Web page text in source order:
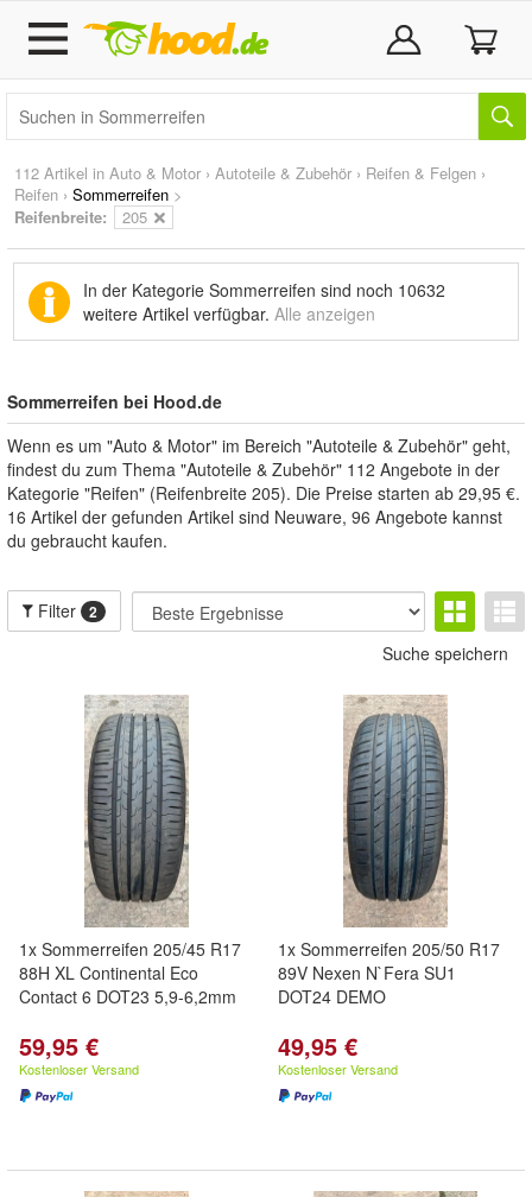
112 Artikel in Auto & Motor › Autoteile & Zubehör › Reifen & Felgen ›
Reifen › Sommerreifen >
Reifenbreite:
205
In der Kategorie Sommerreifen sind noch 10632
weitere Artikel verfügbar. Alle anzeigen
Sommerreifen bei Hood.de
Wenn es um "Auto & Motor" im Bereich "Autoteile & Zubehör" geht,
findest du zum Thema "Autoteile & Zubehör" 112 Angebote in der
Kategorie "Reifen" (Reifenbreite 205). Die Preise starten ab 29,95 €.
16 Artikel der gefunden Artikel sind Neuware, 96 Angebote kannst
du gebraucht kaufen.
Filter 2
Suche speichern
1x Sommerreifen 205/45 R17
88H XL Continental Eco
Contact 6 DOT23 5,9-6,2mm
59,95 €
Kostenloser Versand
1x Sommerreifen 205/50 R17
89V Nexen N`Fera SU1
DOT24 DEMO
49,95 €
Kostenloser Versand